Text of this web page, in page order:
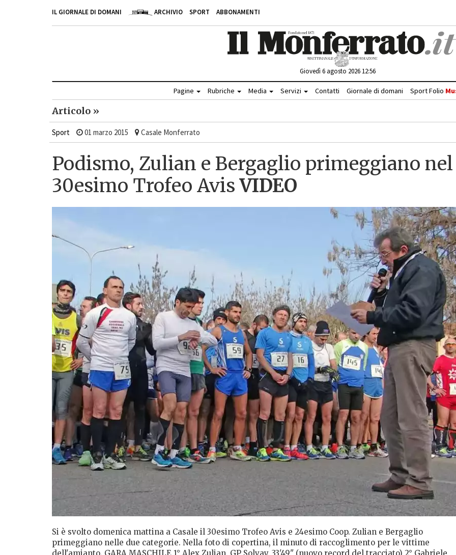
IL GIORNALE DI DOMANI ARCHIVIO SPORT ABBONAMENTI
Giovedì 6 agosto 2026 12:56
Pagine Rubriche Media Servizi Contatti Giornale di domani Sport Folio
Articolo »
Sport 01 marzo 2015 Casale Monferrato
Podismo, Zulian e Bergaglio primeggiano nel
30esimo Trofeo AvisVIDEO
Si è svolto domenica mattina a Casale il 30esimo Trofeo Avis e 24esimo Coop. Zulian e Bergaglio
primeggiano nelle due categorie. Nella foto di copertina, il minuto di raccoglimento per le vittime